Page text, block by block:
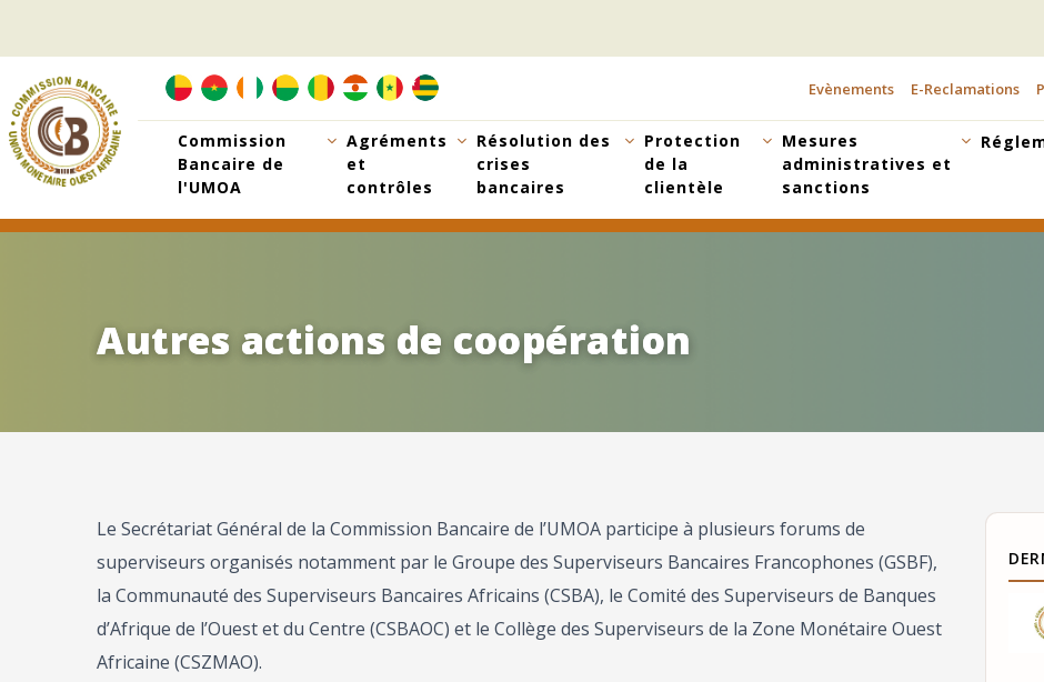
principal
MENU
Evènements E-Reclamations
Commission
Bancaire de
l'UMOA
Agréments
et
contrôles
Résolution des
crises
bancaires
Protection
de la
clientèle
Mesures
administratives et
sanctions
Autres actions de coopération
Autres actions de coopération
Le Secrétariat Général de la Commission Bancaire de l’UMOA participe à plusieurs forums de
superviseurs organisés notamment par le Groupe des Superviseurs Bancaires Francophones (GSBF),
la Communauté des Superviseurs Bancaires Africains (CSBA), le Comité des Superviseurs de Banques
d’Afrique de l’Ouest et du Centre (CSBAOC) et le Collège des Superviseurs de la Zone Monétaire Ouest
Africaine (CSZMAO).